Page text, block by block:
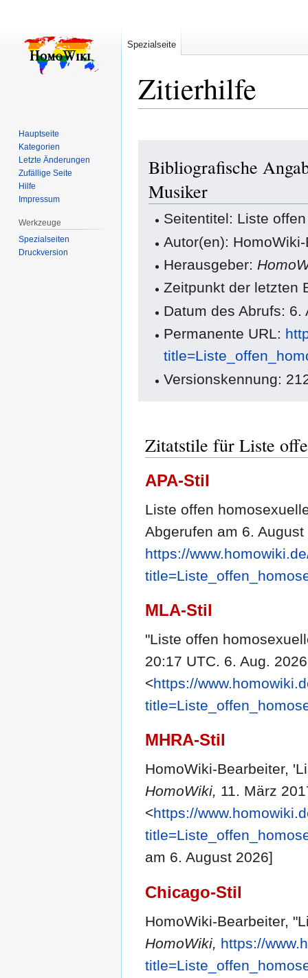
Zitierhilfe
Navigation
springen
Suche
springen
Bibliografische
Musiker
Seitentitel: Liste
Autor(en):
Herausgeber:
Zeitpunkt der letzten
Datum des Abrufs:
Permanente URL:
Versionskennung:
Zitatstile für Liste
APA-Stil
Liste offen
Abgerufen am 6.
https://
MLA-Stil
"Liste offen
20:17 UTC. 6. Aug.
<https://
MHRA-Stil
HomoWiki-Bearbeiter,
HomoWiki, 11. März
<https://
am 6. August 2026]
Chicago-Stil
HomoWiki-Bearbeiter,
HomoWiki, https://
Spezialseite
Hauptseite
Kategorien
Letzte Änderungen
Zufällige Seite
Hilfe
Impressum
Werkzeuge
Spezialseiten
Druckversion